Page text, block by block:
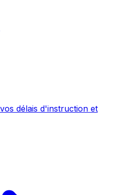
délais d'instruction et